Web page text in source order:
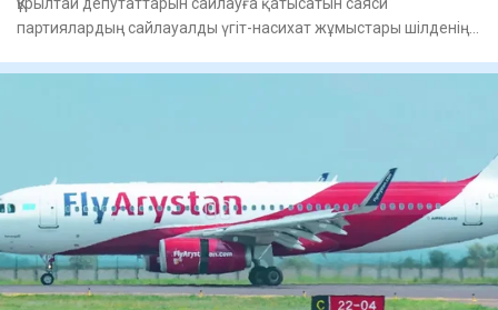
Құрылтай депутаттарын сайлауға қа­тысатын саяси
партиялардың сай­лауалды үгіт-насихат жұмыстары шіл­денің